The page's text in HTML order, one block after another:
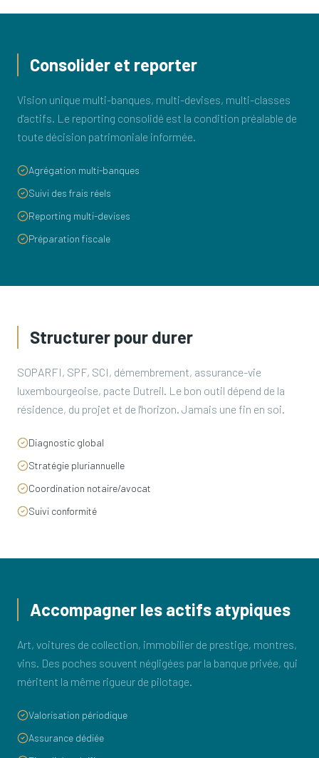
Consolider et reporter
Vision unique multi-banques, multi-devises, multi-classes
d'actifs. Le reporting consolidé est la condition préalable de
toute décision patrimoniale informée.
Agrégation multi-banques
Suivi des frais réels
Reporting multi-devises
Préparation fiscale
Structurer pour durer
SOPARFI, SPF, SCI, démembrement, assurance-vie
luxembourgeoise, pacte Dutreil. Le bon outil dépend de la
résidence, du projet et de l'horizon. Jamais une fin en soi.
Diagnostic global
Stratégie pluriannuelle
Coordination notaire/avocat
Suivi conformité
Accompagner les actifs atypiques
Art, voitures de collection, immobilier de prestige, montres,
vins. Des poches souvent négligées par la banque privée, qui
méritent la même rigueur de pilotage.
Valorisation périodique
Assurance dédiée